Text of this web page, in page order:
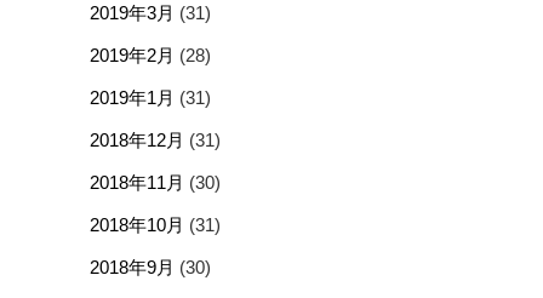
2019年3月 (31)
2019年2月 (28)
2019年1月 (31)
2018年12月 (31)
2018年11月 (30)
2018年10月 (31)
2018年9月 (30)